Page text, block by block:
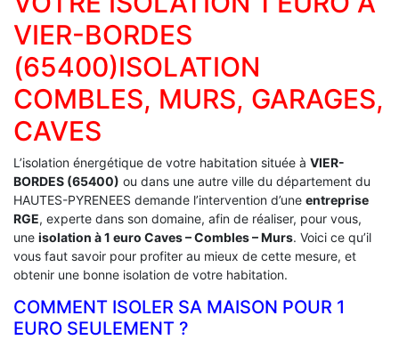
VIER-BORDES
(65400)ISOLATION
COMBLES, MURS, GARAGES,
CAVES
L’isolation énergétique de votre habitation située à VIER-
BORDES (65400) ou dans une autre ville du département du
HAUTES-PYRENEES demande l’intervention d’une entreprise
RGE, experte dans son domaine, afin de réaliser, pour vous,
une isolation à 1 euro Caves – Combles – Murs. Voici ce qu’il
vous faut savoir pour profiter au mieux de cette mesure, et
obtenir une bonne isolation de votre habitation.
COMMENT ISOLER SA MAISON POUR 1
EURO SEULEMENT ?